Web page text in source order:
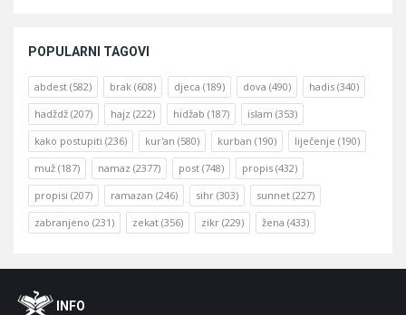
POPULARNI TAGOVI
abdest (582) brak (608) djeca (189) dova (490) hadis (340)
hadždž (207) hajz (222) hidžab (187) islam (353)
kako postupiti (236) kur'an (580) kurban (190) liječenje (190)
muž (187) namaz (2377) post (748) propis (432)
propisi (207) ramazan (246) sihr (303) sunnet (227)
zabranjeno (231) zekat (356) zikr (229) žena (433)
FooterOINFO